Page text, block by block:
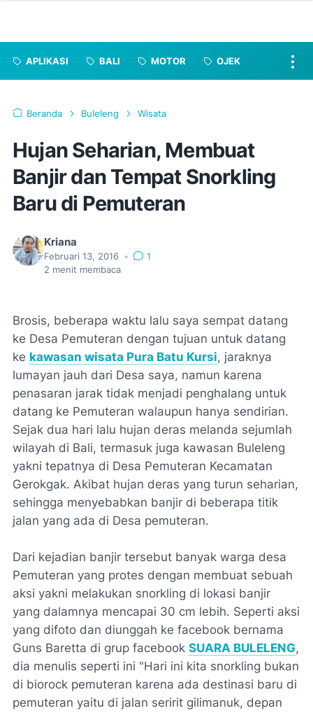
APLIKASI BALI MOTOR OJEK
Beranda Buleleng Wisata
Hujan Seharian, Membuat
Banjir dan Tempat Snorkling
Baru di Pemuteran
Kriana
Februari 13, 2016 •
1
2 menit membaca
Brosis, beberapa waktu lalu saya sempat datang
ke Desa Pemuteran dengan tujuan untuk datang
ke kawasan wisata Pura Batu Kursi, jaraknya
lumayan jauh dari Desa saya, namun karena
penasaran jarak tidak menjadi penghalang untuk
datang ke Pemuteran walaupun hanya sendirian.
Sejak dua hari lalu hujan deras melanda sejumlah
wilayah di Bali, termasuk juga kawasan Buleleng
yakni tepatnya di Desa Pemuteran Kecamatan
Gerokgak. Akibat hujan deras yang turun seharian,
sehingga menyebabkan banjir di beberapa titik
jalan yang ada di Desa pemuteran.
Dari kejadian banjir tersebut banyak warga desa
Pemuteran yang protes dengan membuat sebuah
aksi yakni melakukan snorkling di lokasi banjir
yang dalamnya mencapai 30 cm lebih. Seperti aksi
yang difoto dan diunggah ke facebook bernama
Guns Baretta di grup facebook SUARA BULELENG,
dia menulis seperti ini "Hari ini kita snorkling bukan
di biorock pemuteran karena ada destinasi baru di
pemuteran yaitu di jalan seririt gilimanuk, depan